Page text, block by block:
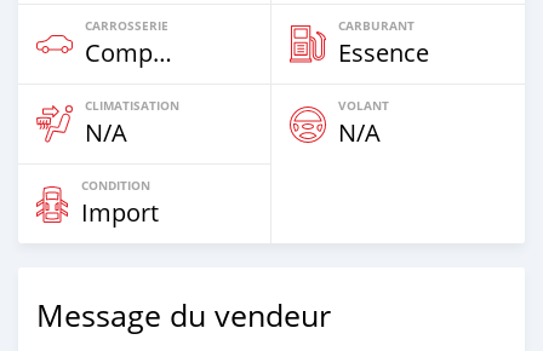
CARROSSERIE
Compacte
CARBURANT
Essence
CLIMATISATION
N/A
VOLANT
N/A
CONDITION
Import
Message du vendeur